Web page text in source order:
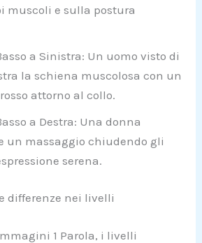
muscoli e sulla postura
a Sinistra: Un uomo visto di
la schiena muscolosa con un
attorno al collo.
a Destra: Una donna
un massaggio chiudendo gli
serena.
differenze nei livelli
1 Parola, i livelli